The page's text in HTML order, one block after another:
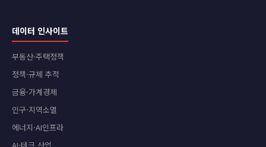
데이터 인사이트
부동산·주택정책
정책·규제 추적
금융·가계경제
인구·지역소멸
에너지·AI인프라